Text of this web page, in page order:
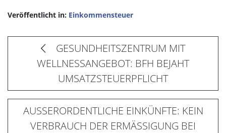
Veröffentlicht in: Einkommensteuer
GESUNDHEITSZENTRUM MIT
WELLNESSANGEBOT: BFH BEJAHT
UMSATZSTEUERPFLICHT
AUSSERORDENTLICHE EINKÜNFTE: KEIN
VERBRAUCH DER ERMÄSSIGUNG BEI